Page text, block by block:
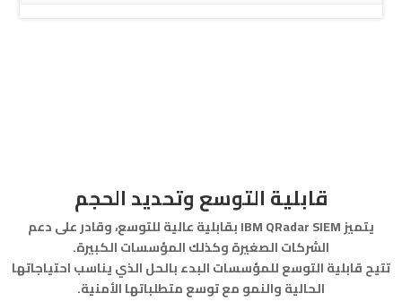
قابلية التوسع وتحديد الحجم
يتميز IBM QRadar SIEM بقابلية عالية للتوسع، وقادر على دعم
الشركات الصغيرة وكذلك المؤسسات الكبيرة.
تتيح قابلية التوسع للمؤسسات البدء بالحل الذي يناسب احتياجاتها
الحالية والنمو مع توسع متطلباتها الأمنية.